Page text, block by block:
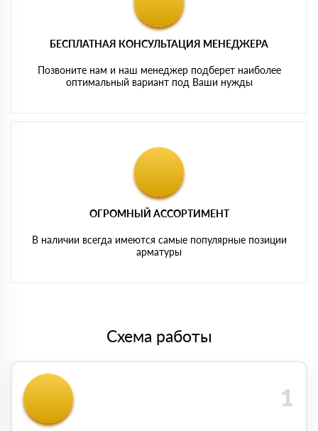
БЕСПЛАТНАЯ КОНСУЛЬТАЦИЯ МЕНЕДЖЕРА
Позвоните нам и наш менеджер подберет наиболее
оптимальный вариант под Ваши нужды
ОГРОМНЫЙ АССОРТИМЕНТ
В наличии всегда имеются самые популярные позиции
арматуры
Схема работы